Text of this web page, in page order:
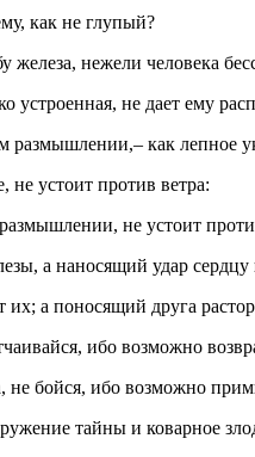
как не глупый?
железа, нежели человека
устроенная, не дает ему
размышлении,– как лепное
не устоит против ветра:
не устоит
а наносящий удар сердцу
а поносящий друга
ибо возможно
не бойся, ибо возможно
тайны и коварное